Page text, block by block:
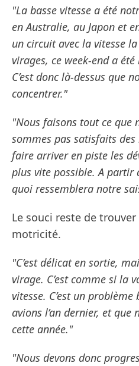
"La basse vitesse a été
en Australie, au Japon et
un circuit avec la vitesse
virages, ce week-end a
C’est donc là-dessus que
concentrer."
"Nous faisons tout ce que
sommes pas satisfaits
faire arriver en piste les
plus vite possible. A partir
quoi ressemblera notre
Le souci reste de trouver
motricité.
"C’est délicat en sortie,
virage. C’est comme si la
vitesse. C’est un
avions l’an dernier, et que
cette année."
"Nous devons donc